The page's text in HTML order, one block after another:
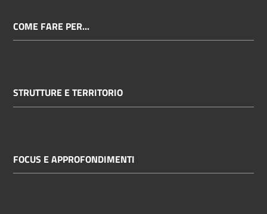
COME FARE PER...
STRUTTURE E TERRITORIO
FOCUS E APPROFONDIMENTI